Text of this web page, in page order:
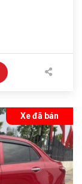
Xe đã bán